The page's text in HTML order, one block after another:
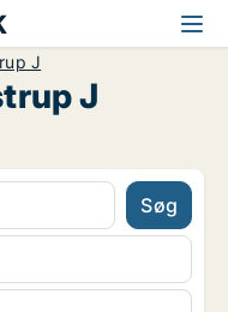
J
J
Søg